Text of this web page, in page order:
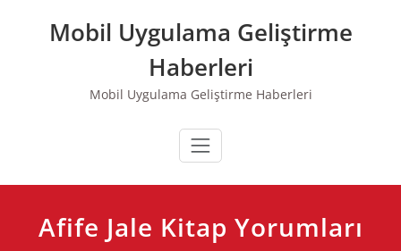
Mobil Uygulama Geliştirme
Haberleri
Mobil Uygulama Geliştirme Haberleri
Afife Jale Kitap Yorumları